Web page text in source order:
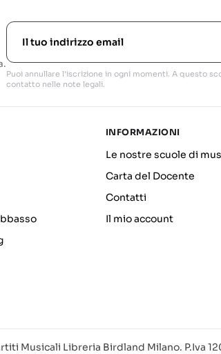
Puoi annullare l'iscrizione in ogni momenti. A questo
contatto nelle note legali.
INFORMAZIONI
Le nostre scuole di
Carta del Docente
Contatti
Il mio account
Musicali Libreria Birdland Milano. P.Iva